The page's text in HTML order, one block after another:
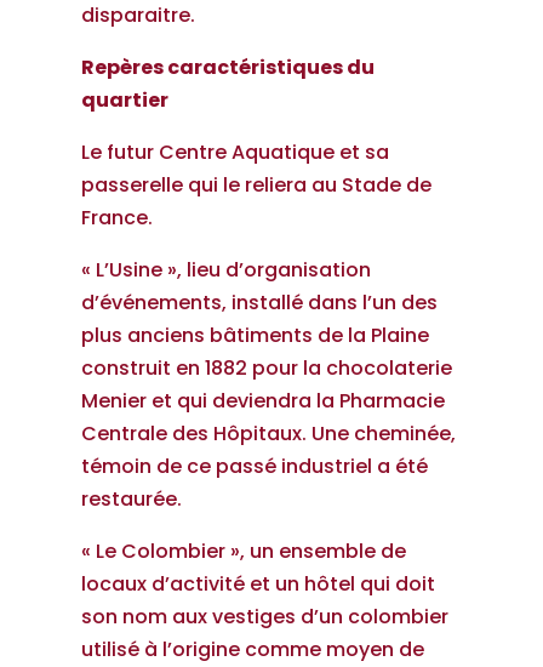
disparaitre.
Repères caractéristiques du
quartier
Le futur Centre Aquatique et sa
passerelle qui le reliera au Stade de
France.
« L’Usine », lieu d’organisation
d’événements, installé dans l’un des
plus anciens bâtiments de la Plaine
construit en 1882 pour la chocolaterie
Menier et qui deviendra la Pharmacie
Centrale des Hôpitaux. Une cheminée,
témoin de ce passé industriel a été
restaurée.
« Le Colombier », un ensemble de
locaux d’activité et un hôtel qui doit
son nom aux vestiges d’un colombier
utilisé à l’origine comme moyen de